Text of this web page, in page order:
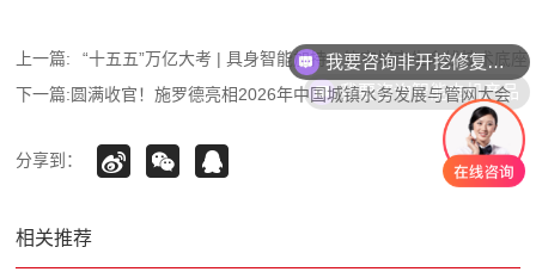
上一篇:
“十五五”万亿大考 | 具身智能加持，筑牢城市生命线技术底座
下一篇:圆满收官！施罗德亮相2026年中国城镇水务发展与管网大会
分享到：
相关推荐
我要咨询智能电机产品